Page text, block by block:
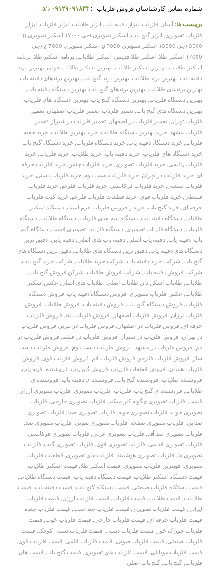
شماره تماس کارشناسان فروش فلزیاب : ۰۹۱۲۹۰۹۱۸۴۴ </a
برچسب ها: آسان فلزیاب, ابزار دفینه یاب, ابزار طلایاب, ابزار فلزیاب, ابزار
فلزیاب تصویری, ابزار گنج یاب, اسکنر تصویری (جی ۷۰۰۰) ,
اسکنر تصویری g
3500 (جی 3500)
, اسکنر تصویری g 7000 ,
اسکنر تصویری g 7000 (جی
7000)
, اسکنر طلا, اسکنر طلا قدیمی, اسکنر طلایاب, برنامه اسکنر طلا, برنامه
اسکنر طلایاب, بهترین اسکنر طلایاب, بهترین اسکنر طلایاب جهان, بهترین برند
دفینه یاب, بهترین برند طلایاب, بهترین برند گنج یاب, بهترین برندهای دفینه یاب,
بهترین برندهای طلایاب, بهترین برندهای گنج یاب, بهترین دستگاه دفینه یاب,
بهترین دستگاه فلزیاب, بهترین دستگاه گنج یاب, بهترین دستگاه های فلزیاب,
بهترین دستگاه های گنج یاب, تعمیر فلزیاب, تعمیر فلزیاب اصفهان, تعمیر
فلزیاب تهران, تعمیر فلزیاب در اصفهان, تعمیر فلزیاب در شیراز, تعمیر
فلزیاب مشهد, خرید بهترین دستگاه طلایاب, خرید بهترین طلایاب, خرید جعبه
فلزیاب, خرید دستگاه دفینه یاب, خرید دستگاه فلزیاب, خرید دستگاه گنج یاب,
خرید دستگاه های فلزیاب, خرید دفینه یاب, خرید طلایاب, خرید فلزیاب, خرید
فلزیاب پالسی, خرید فلزیاب تصویری, خرید فلزیاب چنس, خرید فلزیاب حرفه
ای, خرید فلزیاب در تهران, خرید فلزیاب دست دوم, خرید فلزیاب دستی, خرید
فلزیاب صنعتی, خرید فلزیاب فرکانسی, خرید فلزیاب فلزجو, خرید فلزیاب
قسطی, خرید فلزیاب قوی, خرید قطعات فلزیاب فلزجو, خرید کیت فلزیاب
حرفه ای, خرید گنج یاب, خرید و فروش فلزیاب جرم است, دستگاه اسکنر
طلایاب, دستگاه دفینه یاب, دستگاه سه بعدی فلزیاب, دستگاه طلایاب, دستگاه
فلزیاب, دستگاه فلزیاب تصویری, دستگاه فلزیاب تصویری قیمت, دستگاه گنج
یاب, دفینه یاب, دفینه یاب اصلی, دفینه یاب های اصلی, دفینه یابی, دقیق ترین
دستگاه های دفینه یاب, دقیق ترین دستگاه های طلایاب, دقیق ترین دستگاه های
گنج یاب, شرکت خرید دفینه یاب, شرکت خرید طلایاب, شرکت خرید گنج یاب,
شرکت فروش دفینه یاب, شرکت فروش طلایاب, شرکن فروش گنج یاب,
طلایاب, طلایاب اسکن دار , طلایاب اصلی, طلایاب های اصلی, عکس اسکنر
طلایاب, عکس فلزیاب تصویری, فروش دستگاه دفینه یاب, فروش دستگاه
فلزیاب, فروش دستگاه گنج یاب, فروش دفینه یاب, فروش طلایاب, فروش
فلزیاب ارزان, فروش فلزیاب اصفهان, فروش فلزیاب بانه, فروش فلزیاب
حرفه ای, فروش فلزیاب در اصفهان, فروش فلزیاب در تبریز, فروش فلزیاب
در تهران, فروش فلزیاب در شیراز, فروش فلزیاب در قشم, فروش فلزیاب در
قم, فروش فلزیاب در مشهد, فروش فلزیاب دست دوم, فروش فلزیاب دست
ساز, فروش فلزیاب فلزجو, فروش فلزیاب قم, فروش فلزیاب قوی, فروش
فلزیاب همدان, فروش قطعات فلزیاب, فروش گنج یاب, فروشنده دفینه یاب,
فروشنده طلایاب, فروشنده گنج یاب, فروشنده ی دفینه یاب, فروشنده ی
طلایاب, فروشنده ی گنج یاب, فلزیاب, فلزیاب تصویری, فلزیاب تصویری ارزان
قیمت, فلزیاب تصویری چگونه کار میکند, فلزیاب تصویری خارجی, فلزیاب
تصویری خوب, فلزیاب تصویری خوبه, فلزیاب تصویری صدا, فلزیاب تصویری
صدایی, فلزیاب تصویری صفحه, فلزیاب تصویری صوتی, فلزیاب تصویری ضد,
فلزیاب تصویری ضد آف, فلزیاب تصویری عربی, فلزیاب تصویری فرکانسی,
فلزیاب تصویری قدیمی, فلزیاب تصویری قوی, فلزیاب تصویری گیت, فلزیاب
تصویری ها, فلزیاب تصویری هوشمند, فلزیاب های تصویری, قطعات فلزیاب
تصویری, قویترین فلزیاب تصویری, قیمت اسکنر طلا, قیمت اسکنر طلایاب,
قیمت دستگاه اسکنر طلایاب, قیمت دستگاه دفینه یاب, قیمت دستگاه طلایاب,
قیمت دستگاه فلزیاب صنعتی, قیمت دستگاه گنج یاب, قیمت دفینه یاب, قیمت
طلا یاب, قیمت طلایاب, قیمت فلزیاب, قیمت فلزیاب ارزان, قیمت فلزیاب
ایرانی, قیمت فلزیاب تصویری, قیمت فلزیاب چند است, قیمت فلزیاب چنده,
قیمت فلزیاب حرفه ای, قیمت فلزیاب خارجی, قیمت فلزیاب خوب, قیمت
فلزیاب خوراک خور , قیمت فلزیاب دستی, قیمت فلزیاب دستی کوچک, قیمت
فلزیاب صنعتی, قیمت فلزیاب صوتی, قیمت فلزیاب قلمی, قیمت فلزیاب قوی,
قیمت فلزیاب موبایلی, قیمت فلزیاب های تصویری, قیمت گنج یاب, قیمت های
فلزیاب, گنج یاب, گنج یاب اصلی